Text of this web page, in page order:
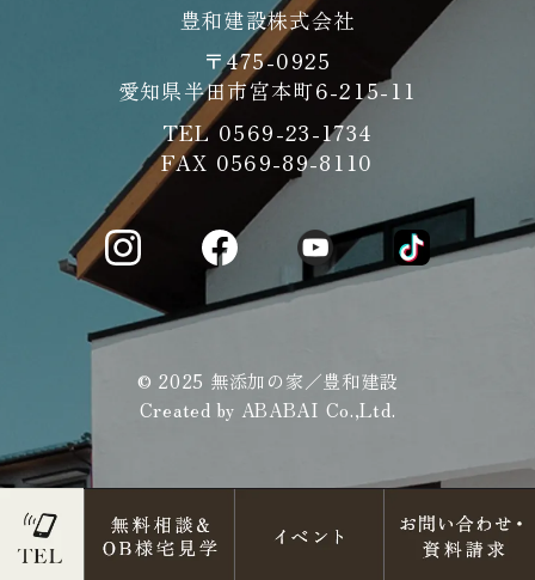
豊和建設株式会社
〒475-0925
愛知県半田市宮本町6-215-11
TEL0569-23-1734
FAX 0569-89-8110
© 2025 無添加の家／豊和建設
Created by ABABAI Co.,Ltd.